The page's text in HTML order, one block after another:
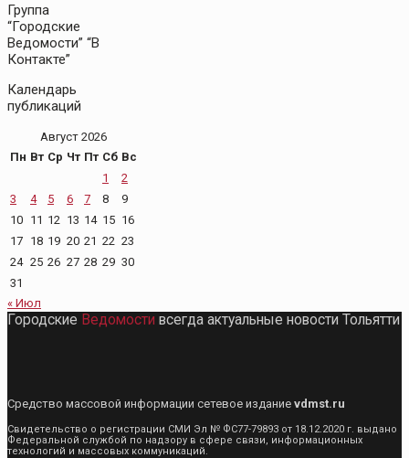
Группа
“Городские
Ведомости” “В
Контакте”
Календарь
публикаций
Август 2026
Пн Вт Ср Чт Пт Сб Вс
1
2
3
4 5 6 7 8
9
10 11 12 13 14 15 16
17 18 19 20 21 22 23
24 25 26 27 28 29 30
31
« Июл
Городские Ведомости всегда актуальные новости Тольятти
Средство массовой информации сетевое издание vdmst.ru
Свидетельство о регистрации СМИ Эл № ФС77-79893 от 18.12.2020 г. выдано
Федеральной службой по надзору в сфере связи, информационных
технологий и массовых коммуникаций.